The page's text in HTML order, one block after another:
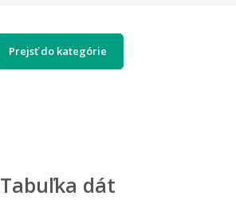
Prejsť do kategórie
Tabuľka dát